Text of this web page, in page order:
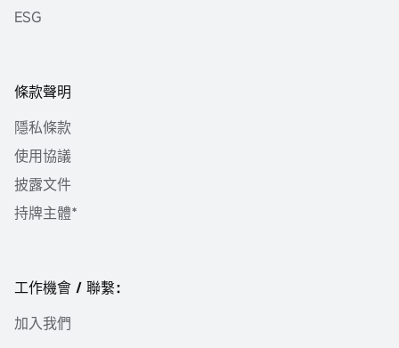
ESG
條款聲明
隱私條款
使用協議
披露文件
持牌主體*
工作機會 / 聯繫：
加入我們